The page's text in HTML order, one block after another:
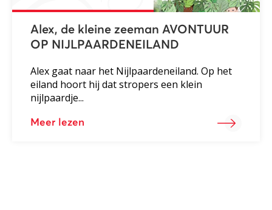
Alex, de kleine zeeman AVONTUUR
OP NIJLPAARDENEILAND
Alex gaat naar het Nijlpaardeneiland. Op het
eiland hoort hij dat stropers een klein
nijlpaardje...
Meer lezen